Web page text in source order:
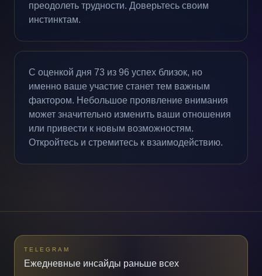
преодолеть трудности. Доверьтесь своим
инстинктам.
С оценкой дня 73 из 96 успех близок, но
именно ваше участие станет тем важным
фактором. Небольшое проявление внимания
может значительно изменить ваши отношения
или привести к новым возможностям.
Откройтесь и стремитесь к взаимодействию.
TELEGRAM
Ежедневные инсайды раньше всех